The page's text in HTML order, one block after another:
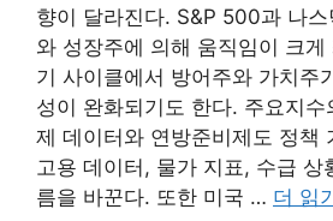
향이 달라진다. S&P 500과 나
와 성장주에 의해 움직임이 크게
기 사이클에서 방어주와 가치주
성이 완화되기도 한다. 주요지수
제 데이터와 연방준비제도 정책
고용 데이터, 물가 지표, 수급 상
름을 바꾼다. 또한 미국 … 더 읽